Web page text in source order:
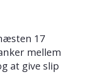
17
mellem
at give slip